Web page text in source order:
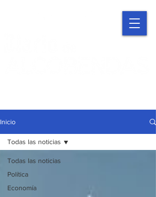
Inicio
Todas las noticias
Política
Economía
Todas las noticias